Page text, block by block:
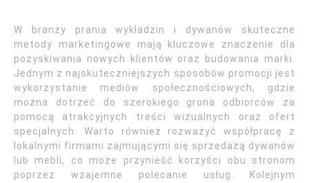
W branży prania wykładzin i dywanów skuteczne
metody marketingowe mają kluczowe znaczenie dla
pozyskiwania nowych klientów oraz budowania marki.
Jednym z najskuteczniejszych sposobów promocji jest
wykorzystanie mediów społecznościowych, gdzie
można dotrzeć do szerokiego grona odbiorców za
pomocą atrakcyjnych treści wizualnych oraz ofert
specjalnych. Warto również rozważyć współpracę z
lokalnymi firmami zajmującymi się sprzedażą dywanów
lub mebli, co może przynieść korzyści obu stronom
poprzez wzajemne polecanie usług. Kolejnym